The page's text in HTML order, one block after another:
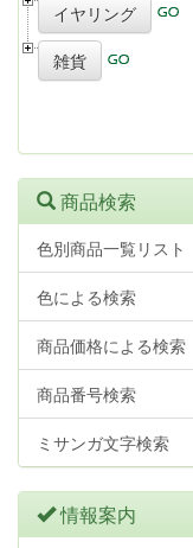
イヤリング
雑貨
商品検索
色別商品一覧リスト
色による検索
商品価格による検索
商品番号検索
ミサンガ文字検索
情報案内